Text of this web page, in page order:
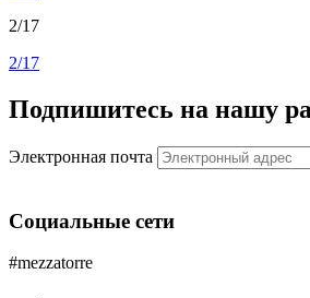
2/17
2/17
Подпишитесь на нашу
Электронная почта
Социальные сети
#mezzatorre